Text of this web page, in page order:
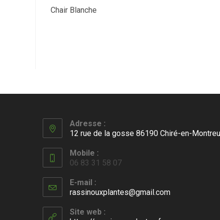
Chair Blanche
Adresse :
12 rue de la gosse 86190 Chiré-en-
Mobile :
06 83 31 58 07
E-mail :
rassinouxplantes@gmail.comS’ouvre
Site web :